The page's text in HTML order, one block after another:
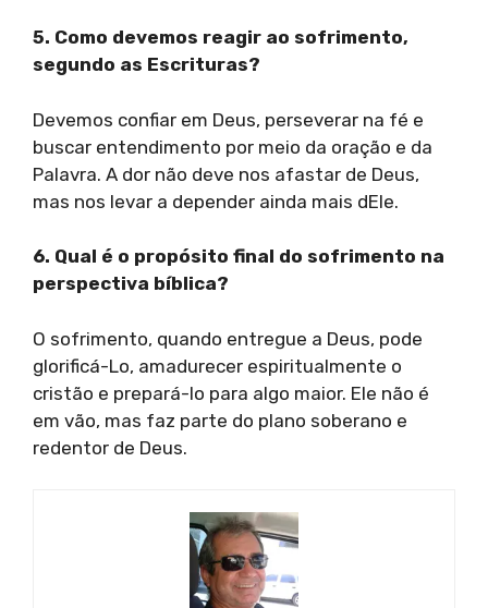
5. Como devemos reagir ao sofrimento,
segundo as Escrituras?
Devemos confiar em Deus, perseverar na fé e
buscar entendimento por meio da oração e da
Palavra. A dor não deve nos afastar de Deus,
mas nos levar a depender ainda mais dEle.
6. Qual é o propósito final do sofrimento na
perspectiva bíblica?
O sofrimento, quando entregue a Deus, pode
glorificá-Lo, amadurecer espiritualmente o
cristão e prepará-lo para algo maior. Ele não é
em vão, mas faz parte do plano soberano e
redentor de Deus.